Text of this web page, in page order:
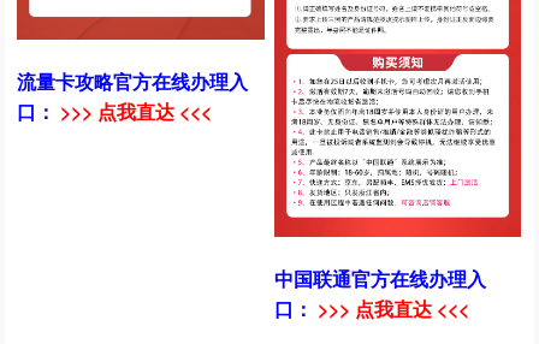
流量卡攻略官方在线办理入
口： >>> 点我直达 <<<
中国联通官方在线办理入
口： >>> 点我直达 <<<